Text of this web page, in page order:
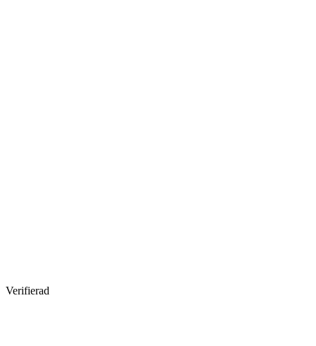
Verifierad